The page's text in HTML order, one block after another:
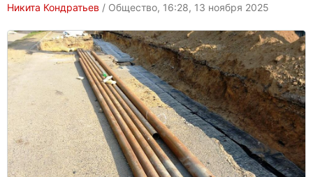
Никита Кондратьев / Общество, 16:28, 13 ноября 2025